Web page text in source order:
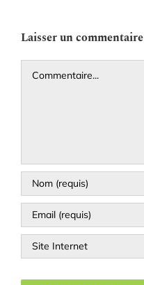
Laisser un commentaire